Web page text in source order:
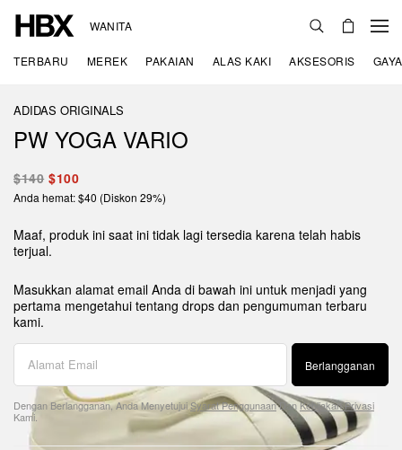
WANITA
TERBARU MEREK PAKAIAN ALAS KAKI AKSESORIS
ADIDAS ORIGINALS
PW YOGA VARIO
$140 $100
Anda hemat: $40 (Diskon 29%)
Maaf, produk ini saat ini tidak lagi tersedia karena telah habis
terjual.
Masukkan alamat email Anda di bawah ini untuk menjadi yang
pertama mengetahui tentang drops dan pengumuman terbaru
kami.
Berlangganan
Dengan Berlangganan, Anda MenyetujuiSyarat PenggunaanDanKebijakan Privasi
Kami.